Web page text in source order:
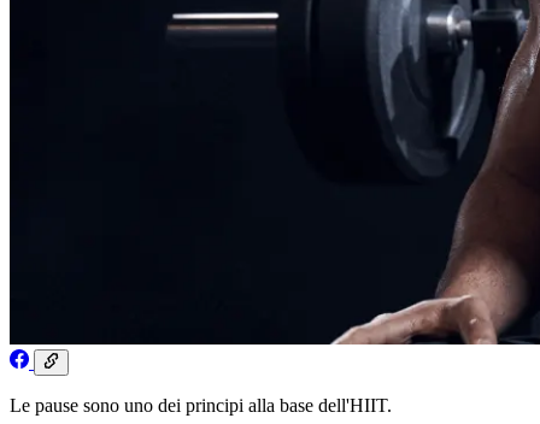
Le pause sono uno dei principi alla base dell'HIIT.